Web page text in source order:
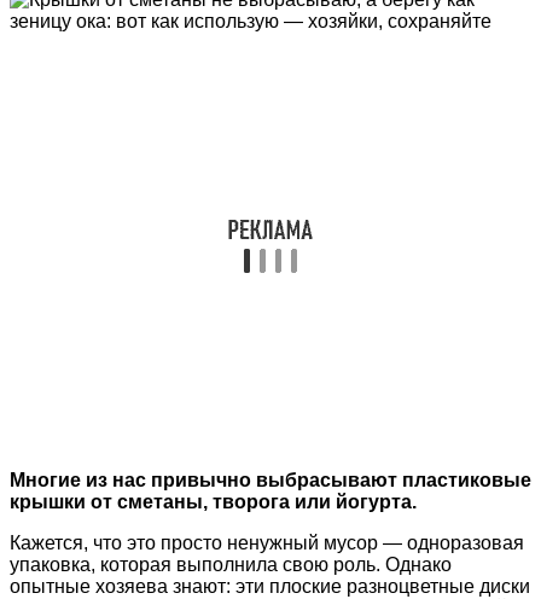
Многие из нас привычно выбрасывают пластиковые
крышки от сметаны, творога или йогурта.
Кажется, что это просто ненужный мусор — одноразовая
упаковка, которая выполнила свою роль. Однако
опытные хозяева знают: эти плоские разноцветные диски